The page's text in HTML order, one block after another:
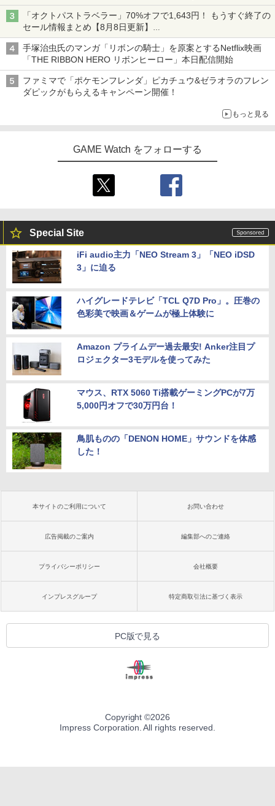
「オクトパストラベラー」70%オフで1,643円！ もうすぐ終了の
セール情報まとめ【8月8日更新】
ニンテンドーeショップでは「大神 絶景版」が67%オフで990円
手塚治虫氏のマンガ「リボンの騎士」を原案とするNetflix映画
「THE RIBBON HERO リボンヒーロー」本日配信開始
ファミマで「ポケモンフレンダ」ピカチュウ&ゼラオラのフレン
ダピックがもらえるキャンペーン開催！
もっと見る
GAME Watch をフォローする
Special Site
iFi audio主力「NEO Stream 3」「NEO iDSD
3」に迫る
ハイグレードテレビ「TCL Q7D Pro」。圧巻の
色彩美で映画＆ゲームが極上体験に
Amazon プライムデー過去最安! Anker注目プ
ロジェクター3モデルを使ってみた
マウス、RTX 5060 Ti搭載ゲーミングPCが7万
5,000円オフで30万円台！
鳥肌ものの「DENON HOME」サウンドを体感
した！
本サイトのご利用について お問い合わせ
広告掲載のご案内 編集部へのご連絡
プライバシーポリシー 会社概要
インプレスグループ 特定商取引法に基づく表示
PC版で見る
Copyright ©2026
Impress Corporation. All rights reserved.